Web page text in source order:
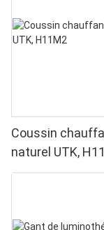
Coussin
naturel UTK,